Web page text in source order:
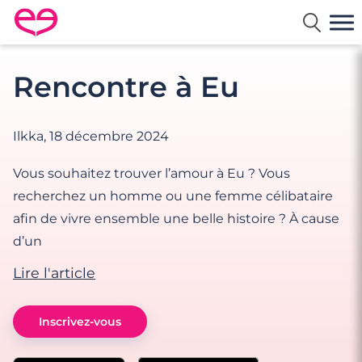
Rencontre en France avec Meetic
Rencontre à Eu
Ilkka, 18 décembre 2024
Vous souhaitez trouver l’amour à Eu ? Vous
recherchez un homme ou une femme célibataire
afin de vivre ensemble une belle histoire ? À cause
d’un
Lire l'article
Inscrivez-vous